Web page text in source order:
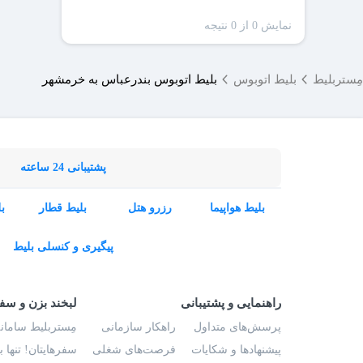
نمایش 0 از 0 نتیجه
مِستربلیط بلیط اتوبوس بلیط اتوبوس بندرعباس به خرمشهر
پشتیبانی 24 ساعته
بلیط هواپیما رزرو هتل بلیط قطار
پیگیری و کنسلی بلیط
راهنمایی و پشتیبانی
پرسش‌های متداول
پیشنهادها و شکایات
راهکار سازمانی
فرصت‌های شغلی
لبخند بزن و
مِستربلیط
سفرهایتان!